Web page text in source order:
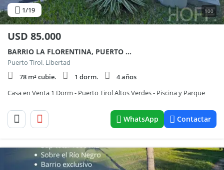
1/19 100
USD 85.000
BARRIO LA FLORENTINA, PUERTO TIROL
Puerto Tirol, Libertad
78 m² cubie.
1 dorm.
4 años
Casa en Venta 1 Dorm - Puerto Tirol Altos Verdes - Piscina y Parque
WhatsApp Contactar